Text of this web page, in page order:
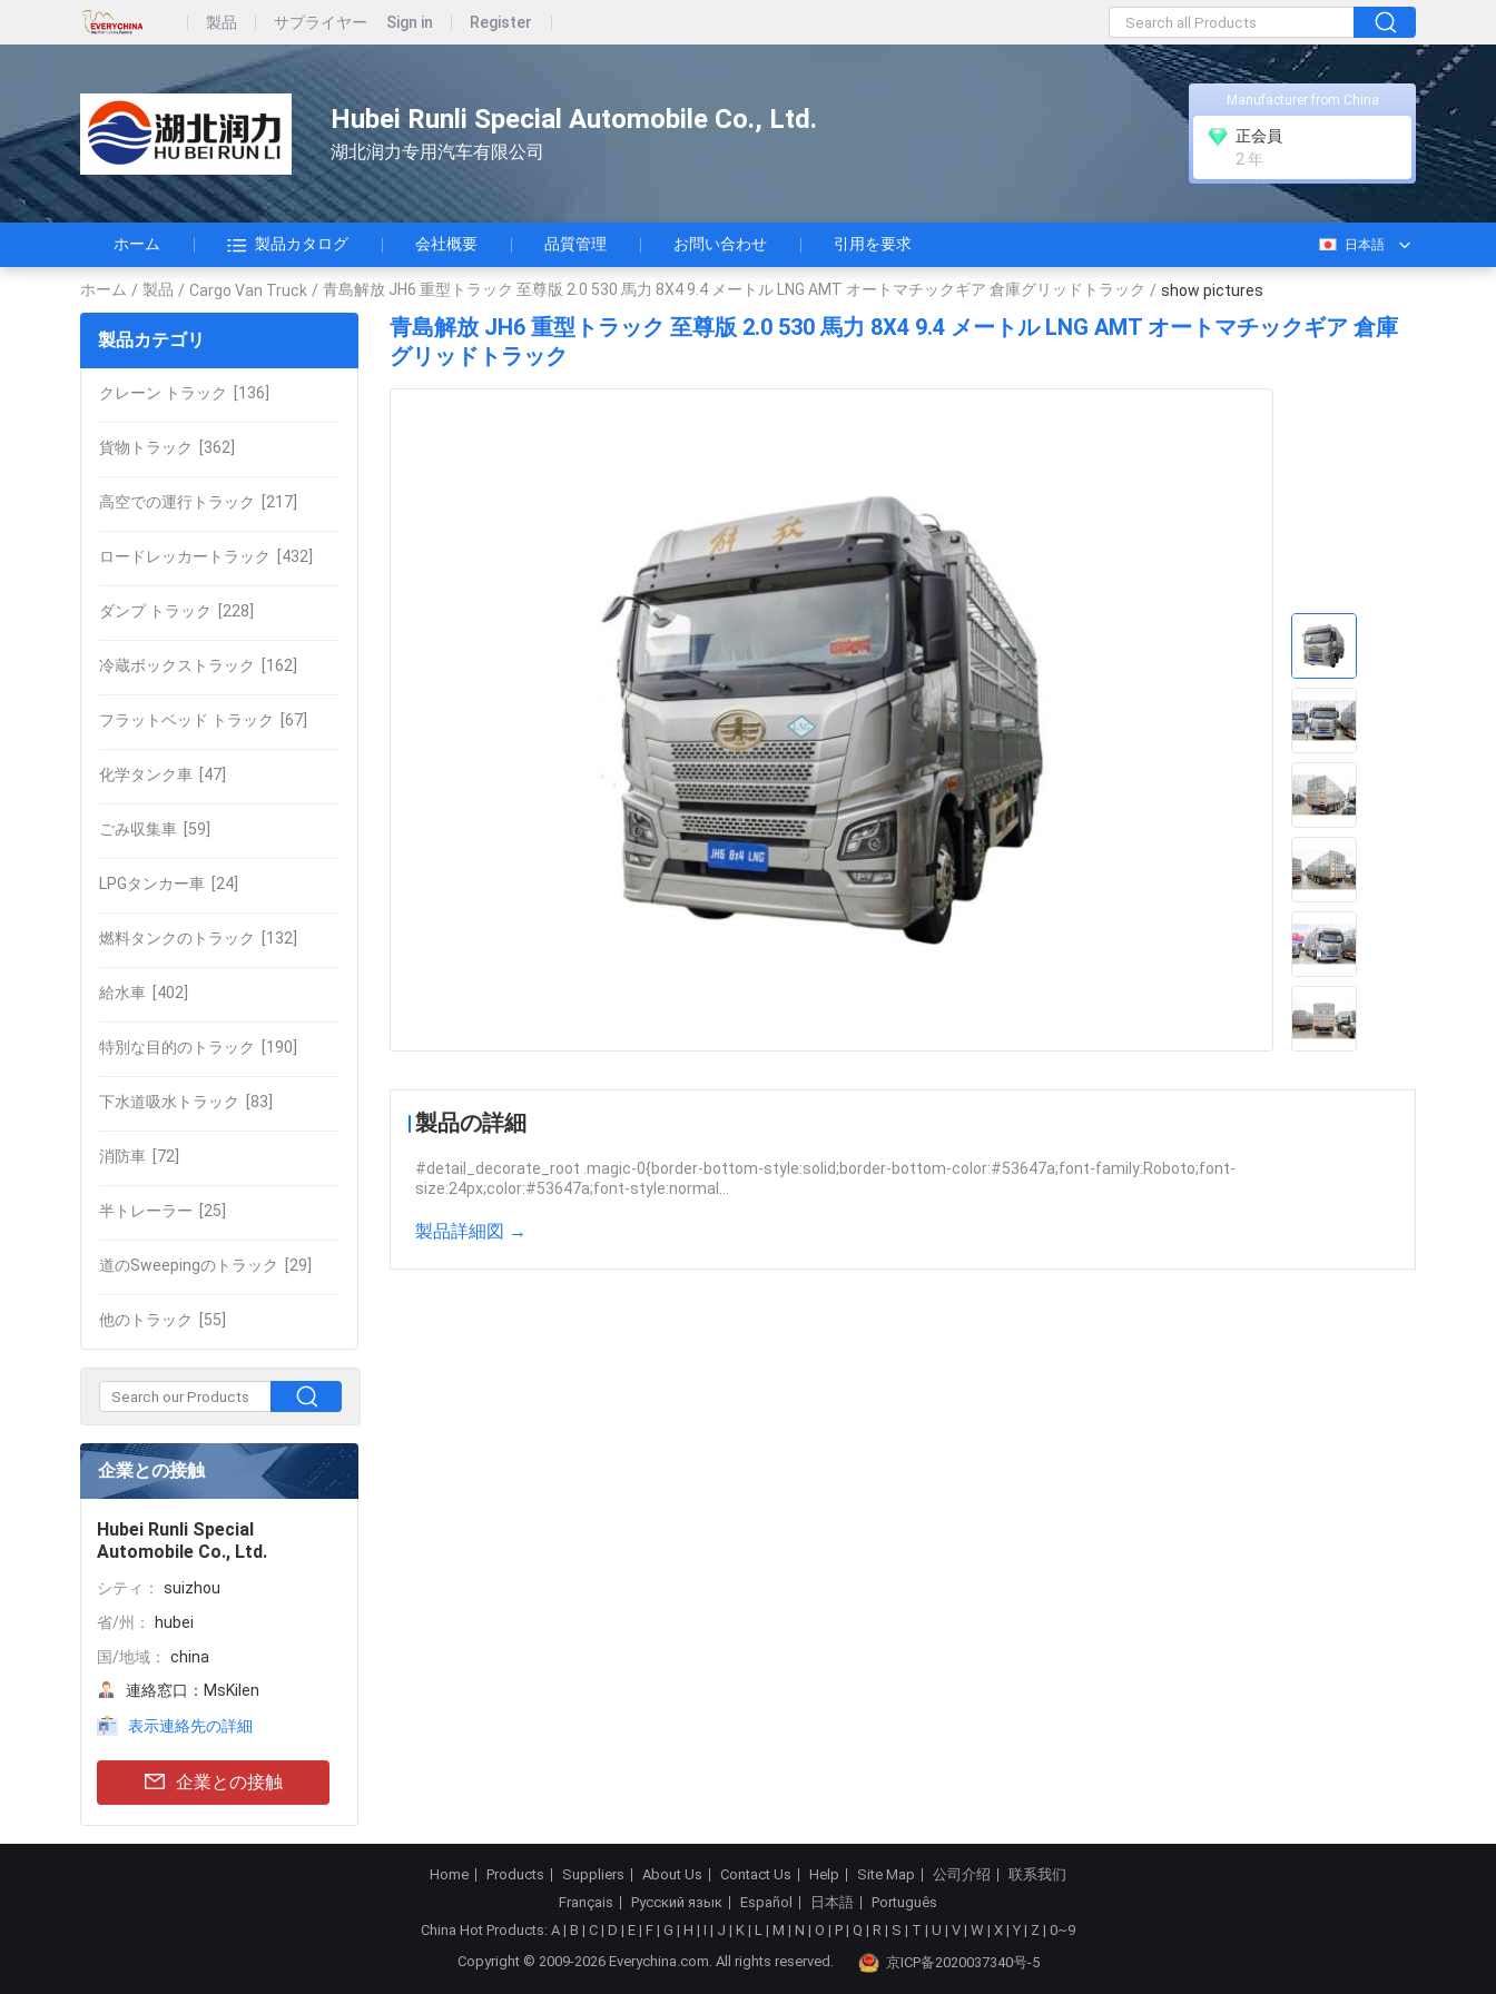
製品 サプライヤー Sign in Register
Hubei Runli Special Automobile Co., Ltd.
湖北润力专用汽车有限公司
Manufacturer from China
正会員
2 年
ホーム 製品カタログ 会社概要 品質管理 お問い合わせ 引用を要求 日本語
ホーム / 製品 / Cargo Van Truck / 青島解放 JH6 重型トラック 至尊版 2.0 530 馬力 8X4 9.4 メートル LNG AMT オートマチックギア 倉庫グリッドトラック / show pictures
製品カテゴリ
クレーン トラック [136]
貨物トラック [362]
高空での運行トラック [217]
ロードレッカートラック [432]
ダンプ トラック [228]
冷蔵ボックストラック [162]
フラットベッド トラック [67]
化学タンク車 [47]
ごみ収集車 [59]
LPGタンカー車 [24]
燃料タンクのトラック [132]
給水車 [402]
特別な目的のトラック [190]
下水道吸水トラック [83]
消防車 [72]
半トレーラー [25]
道のSweepingのトラック [29]
他のトラック [55]
企業との接触
Hubei Runli Special
Automobile Co., Ltd.
シティ：
suizhou
省/州：
hubei
国/地域：
china
連絡窓口： MsKilen
表示連絡先の詳細
企業との接触
青島解放 JH6 重型トラック 至尊版 2.0 530 馬力 8X4 9.4 メートル LNG AMT オートマチックギア 倉庫
グリッドトラック
製品の詳細
#detail_decorate_root .magic-0{border-bottom-style:solid;border-bottom-color:#53647a;font-family:Roboto;font-
size:24px;color:#53647a;font-style:normal...
製品詳細図 →
Home Products Suppliers About Us Contact Us Help Site Map 公司介绍
联系我们
Français
Русский язык Español 日本語
Português
China Hot Products: A | B | C | D | E | F | G | H | I | J | K | L | M | N | O | P | Q | R | S | T | U | V | W | X | Y | Z | 0~9
Copyright © 2009-2026 Everychina.com. All rights reserved.
京ICP备2020037340号-5